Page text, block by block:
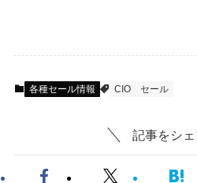
各種セール情報 CIO セール
記事をシェ